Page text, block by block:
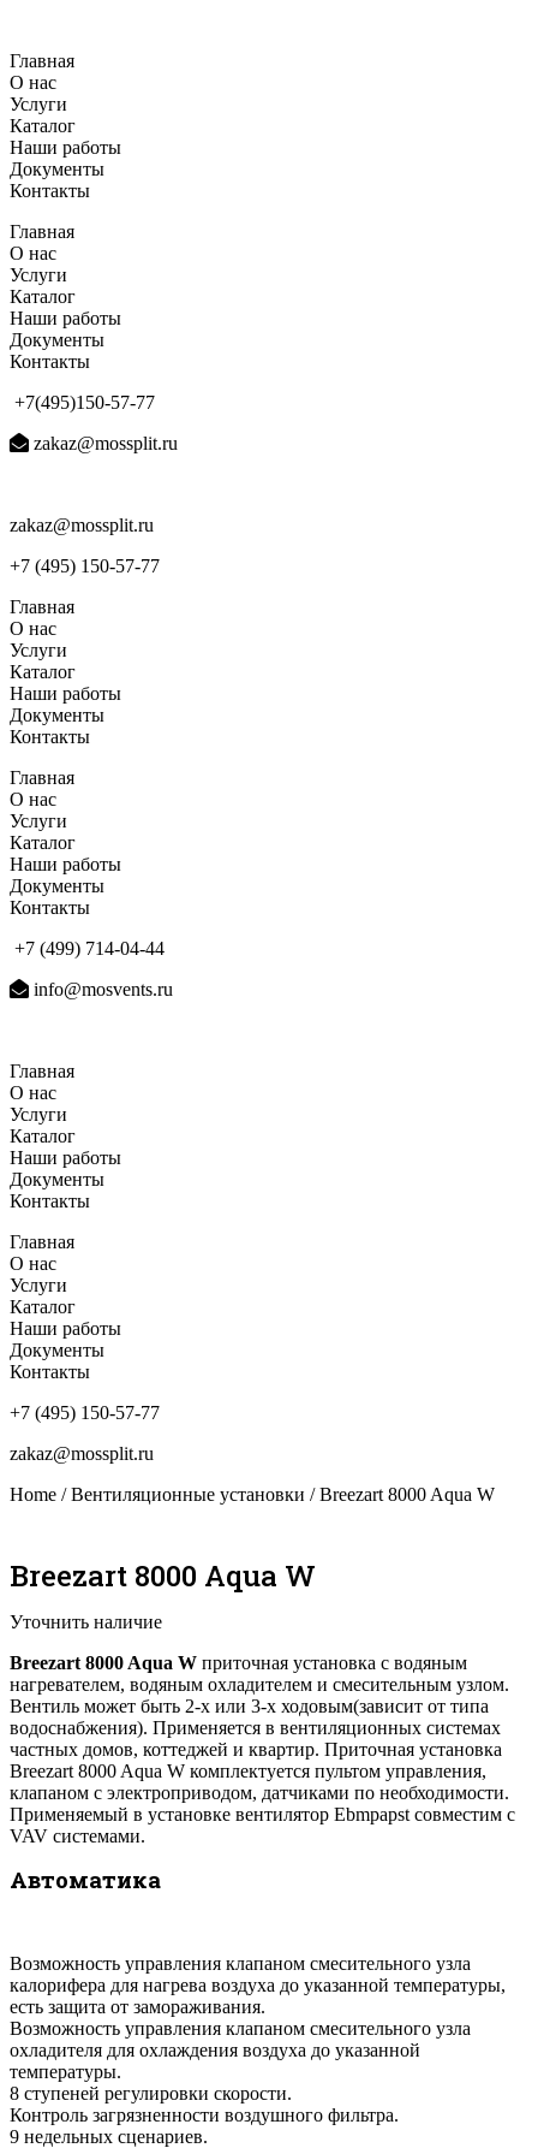
содержимому
Главная
О нас
Услуги
Каталог
Наши работы
Документы
Контакты
Главная
О нас
Услуги
Каталог
Наши работы
Документы
Контакты
+7(495)150-57-77
zakaz@mossplit.ru
zakaz@mossplit.ru
+7 (495) 150-57-77
Главная
О нас
Услуги
Каталог
Наши работы
Документы
Контакты
Главная
О нас
Услуги
Каталог
Наши работы
Документы
Контакты
+7 (499) 714-04-44
info@mosvents.ru
Главная
О нас
Услуги
Каталог
Наши работы
Документы
Контакты
Главная
О нас
Услуги
Каталог
Наши работы
Документы
Контакты
+7 (495) 150-57-77
zakaz@mossplit.ru
Home /Вентиляционные установки / Breezart 8000 Aqua W
Breezart 8000 Aqua W
Уточнить наличие
Breezart 8000 Aqua W приточная установка с водяным
нагревателем, водяным охладителем и смесительным узлом.
Вентиль может быть 2-х или 3-х ходовым(зависит от типа
водоснабжения). Применяется в вентиляционных системах
частных домов, коттеджей и квартир. Приточная установка
Breezart 8000 Aqua W комплектуется пультом управления,
клапаном с электроприводом, датчиками по необходимости.
Применяемый в установке вентилятор Ebmpapst совместим с
VAV системами.
Автоматика
Возможность управления клапаном смесительного узла
калорифера для нагрева воздуха до указанной температуры,
есть защита от замораживания.
Возможность управления клапаном смесительного узла
охладителя для охлаждения воздуха до указанной
температуры.
8 ступеней регулировки скорости.
Контроль загрязненности воздушного фильтра.
9 недельных сценариев.